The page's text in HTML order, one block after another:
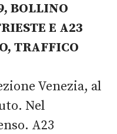
BOLLINO
E A23
TRAFFICO
Venezia, al
Nel
A23